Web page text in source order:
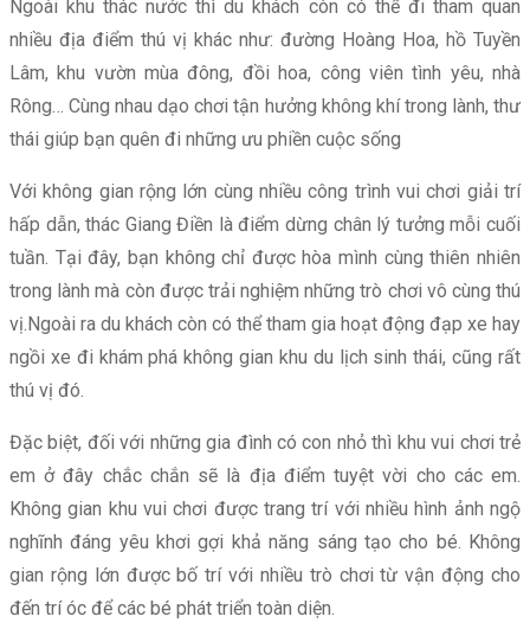
Ngoài khu thác nước thì du khách còn có thể đi tham quan
nhiều địa điểm thú vị khác như: đường Hoàng Hoa, hồ Tuyền
Lâm, khu vườn mùa đông, đồi hoa, công viên tình yêu, nhà
Rông… Cùng nhau dạo chơi tận hưởng không khí trong lành, thư
thái giúp bạn quên đi những ưu phiền cuộc sống
Với không gian rộng lớn cùng nhiều công trình vui chơi giải trí
hấp dẫn, thác Giang Điền là điểm dừng chân lý tưởng mỗi cuối
tuần. Tại đây, bạn không chỉ được hòa mình cùng thiên nhiên
trong lành mà còn được trải nghiệm những trò chơi vô cùng thú
vị.Ngoài ra du khách còn có thể tham gia hoạt động đạp xe hay
ngồi xe đi khám phá không gian khu du lịch sinh thái, cũng rất
thú vị đó.
Đặc biệt, đối với những gia đình có con nhỏ thì khu vui chơi trẻ
em ở đây chắc chắn sẽ là địa điểm tuyệt vời cho các em.
Không gian khu vui chơi được trang trí với nhiều hình ảnh ngộ
nghĩnh đáng yêu khơi gợi khả năng sáng tạo cho bé. Không
gian rộng lớn được bố trí với nhiều trò chơi từ vận động cho
đến trí óc để các bé phát triển toàn diện.